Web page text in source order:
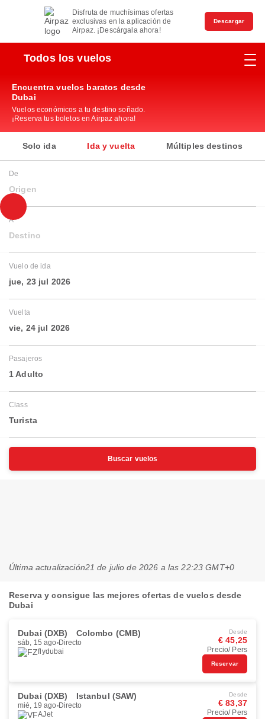
Disfruta de muchísimas ofertas
exclusivas en la aplicación de
Airpaz. ¡Descárgala ahora!
Descargar
Todos los vuelos
Encuentra vuelos baratos desde
Dubai
Vuelos económicos a tu destino soñado.
¡Reserva tus boletos en Airpaz ahora!
Solo ida Ida y vuelta Múltiples destinos
De
Origen
A
Destino
Vuelo de ida
jue, 23 jul 2026
Vuelta
vie, 24 jul 2026
Pasajeros
1 Adulto
Class
Turista
Buscar vuelos
Última actualización21 de julio de 2026 a las 22:23 GMT+0
Reserva y consigue las mejores ofertas de vuelos desde
Dubai
Dubai (DXB) Colombo (CMB)
sáb, 15 ago Directo
flydubai
Desde
€ 45,25
Precio/ Pers
Reservar
Dubai (DXB) Istanbul (SAW)
mié, 19 ago Directo
AJet
Desde
€ 83,37
Precio/ Pers